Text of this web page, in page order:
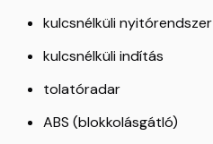
kulcsnélküli nyitórendszer
kulcsnélküli indítás
tolatóradar
ABS (blokkolásgátló)